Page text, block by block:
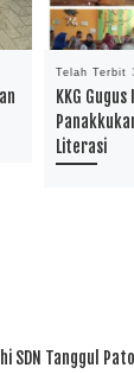
Telah Terbit
KKG
Literasi
SDN Tanggul